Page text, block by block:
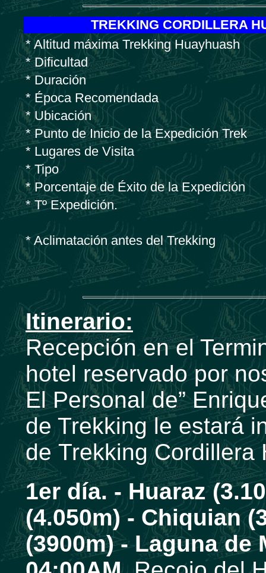
TREKKING CORDILLERA
* Altitud máxima Trekking Huayhuash
* Dificultad
* Duración
* Época Recomendada
* Ubicación
* Punto de Inicio de la Expedición Trek
* Lugares de Visita
* Tipo
* Porcentaje de Éxito de la Expedición
* Tº Expedición.
* Aclimatación antes del Trekking
Itinerario:
Recepción en el
hotel reservado por
El Personal de”
de Trekking le estará
de Trekking Cordillera
1er día. - Huaraz
(4.050m) - Chiquian
(3900m) - Laguna de